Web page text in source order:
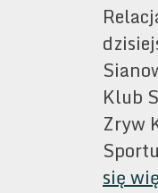
Klub
Zryw
się